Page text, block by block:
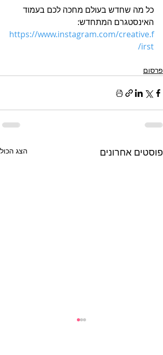
כל מה שחדש בעולם מחכה לכם בעמוד
האינסטגרם המתחדש:
https://www.instagram.com/creative.f
irst/
פרסום
פוסטים אחרונים הצג הכול